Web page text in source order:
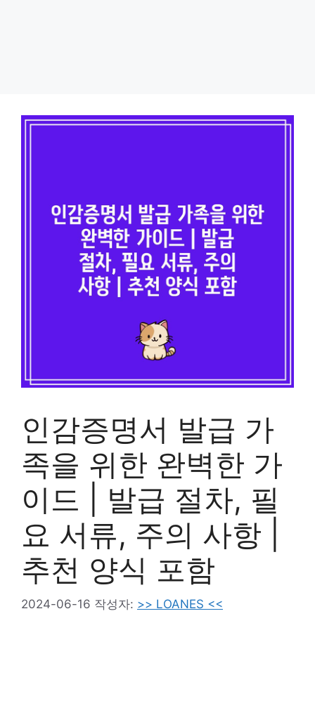
인감증명서 발급 가
족을 위한 완벽한 가
이드 | 발급 절차, 필
요 서류, 주의 사항 |
추천 양식 포함
2024-06-16 작성자: >> LOANES <<